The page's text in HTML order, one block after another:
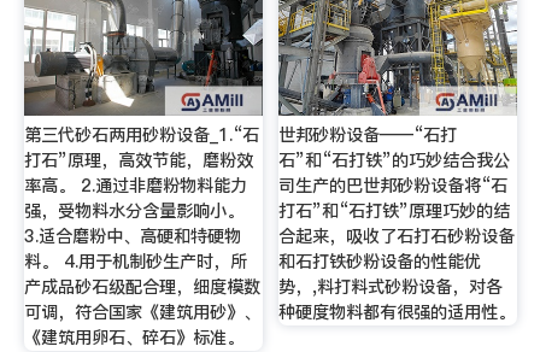
第三代砂石两用砂粉设备_1.“石
打石”原理，高效节能，磨粉效
率高。 2.通过非磨粉物料能力
强，受物料水分含量影响小。
3.适合磨粉中、高硬和特硬物
料。 4.用于机制砂生产时，所
产成品砂石级配合理，细度模数
可调，符合国家《建筑用砂》、
《建筑用卵石、碎石》标准。
世邦砂粉设备——“石打
石”和“石打铁”的巧妙结合我公
司生产的巴世邦砂粉设备将“石
打石”和“石打铁”原理巧妙的结
合起来，吸收了石打石砂粉设备
和石打铁砂粉设备的性能优
势，,料打料式砂粉设备，对各
种硬度物料都有很强的适用性。